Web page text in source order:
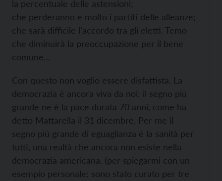
la percentuale delle astensioni;
che perderanno e molto i partiti delle alleanze;
che sarà difficile l’accordo tra gli eletti. Temo
che diminuirà la preoccupazione per il bene
comune…
Con questo non voglio essere disfattista. La
democrazia è ancora viva da noi: il segno più
grande ne è la pace durata 70 anni, come ha
detto Mattarella il 31 dicembre. Per me il
segno più grande di eguaglianza è la sanità per
tutti, una realtà che ancora non esiste nella
democrazia americana. (per spiegarmi con un
esempio personale: sono stato curato per tre